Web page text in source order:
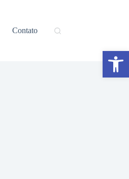
Abrir a barra de ferramentas
Contato